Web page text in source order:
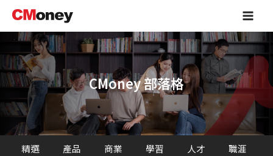
主
容
Main
CMoney 部落格
精選 產品 商業 學習 人才 職涯